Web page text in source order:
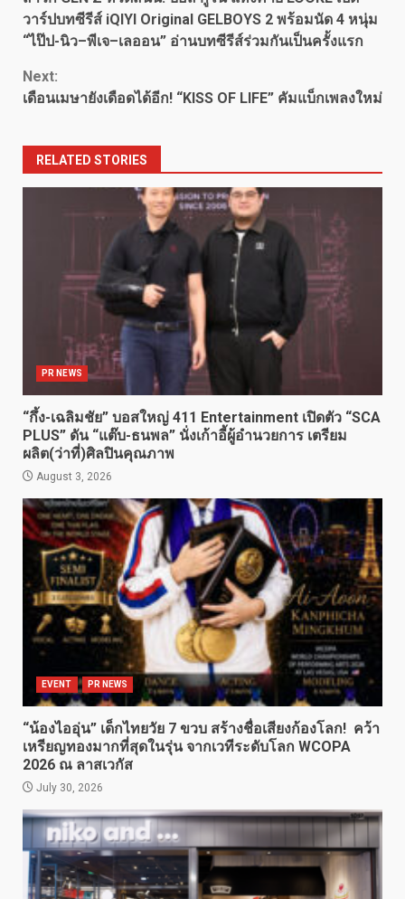
Reading
วาร์ปบทซีรีส์ iQIYI Original GELBOYS 2 พร้อมนัด 4 หนุ่ม
“ไป๊ป-นิว–พีเจ–เลออน” อ่านบทซีรีส์ร่วมกันเป็นครั้งแรก
Next:
เดือนเมษายังเดือดได้อีก! “KISS OF LIFE” คัมแบ็กเพลงใหม่
RELATED STORIES
PR NEWS
“กึ้ง-เฉลิมชัย” บอสใหญ่ 411 Entertainment เปิดตัว “SCA
PLUS” ดัน “แต๊บ-ธนพล” นั่งเก้าอี้ผู้อำนวยการ เตรียม
ผลิต(ว่าที่)ศิลปินคุณภาพ
August 3, 2026
EVENT PR NEWS
“น้องไออุ่น” เด็กไทยวัย 7 ขวบ สร้างชื่อเสียงก้องโลก! คว้า
เหรียญทองมากที่สุดในรุ่น จากเวทีระดับโลก WCOPA
2026 ณ ลาสเวกัส
July 30, 2026